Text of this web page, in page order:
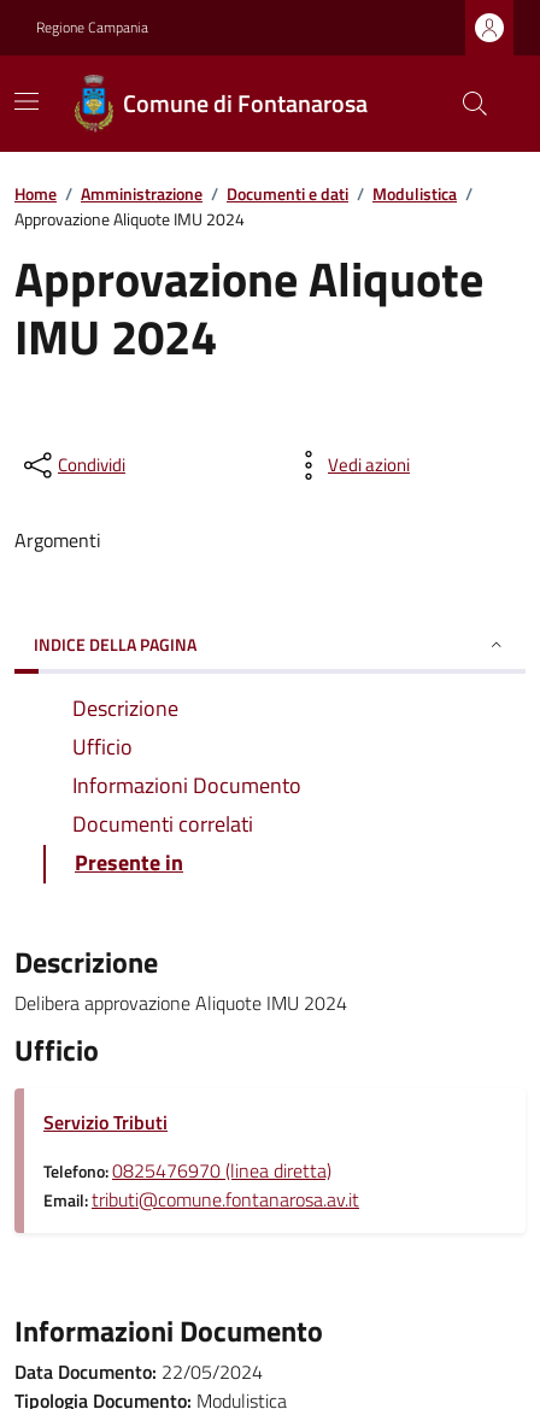
Regione Campania
Comune di Fontanarosa
Home / Amministrazione / Documenti e dati / Modulistica /
Approvazione Aliquote IMU 2024
Approvazione Aliquote
IMU 2024
Condividi Vedi azioni
Argomenti
INDICE DELLA PAGINA
Descrizione
Ufficio
Informazioni Documento
Documenti correlati
Presente in
Descrizione
Delibera approvazione Aliquote IMU 2024
Ufficio
Servizio Tributi
Telefono:0825476970 (linea diretta)
Email:tributi@comune.fontanarosa.av.it
Informazioni Documento
Data Documento: 22/05/2024
Tipologia Documento: Modulistica